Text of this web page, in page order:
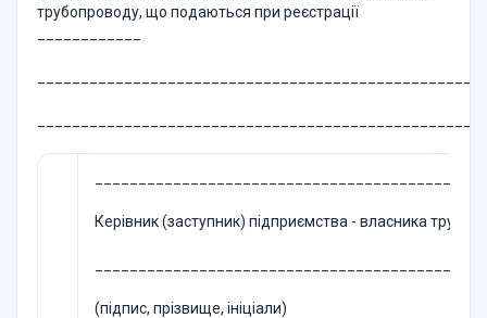
трубопроводу, що подаються при реєстрації
Керівник (заступник) підприємства - власника
(підпис, прізвище, ініціали)